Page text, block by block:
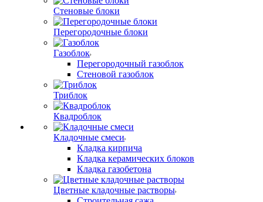
Стеновые блоки
Перегородочные блоки
Газоблок
Перегородочный газоблок
Стеновой газоблок
Триблок
Квадроблок
Кладочные смеси
Кладка кирпича
Кладка керамических блоков
Кладка газобетона
Цветные кладочные растворы